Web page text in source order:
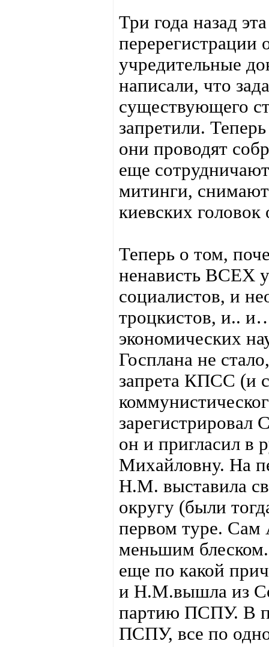
Три года назад
учредительные
написали, что
существующего
запретили.
они проводят
еще
митинги,
киевских головок
Теперь о том,
ненависть ВСЕХ
социалистов, и
троцкистов, и..
экономических
Госплана не
запрета КПСС (и
он и пригласил в
Михайловну. На
Н.М. выставила
округу (были
первом туре. Сам
меньшим блеском.
еще по какой
и Н.М.вышла из
партию ПСПУ. В
ПСПУ, все по